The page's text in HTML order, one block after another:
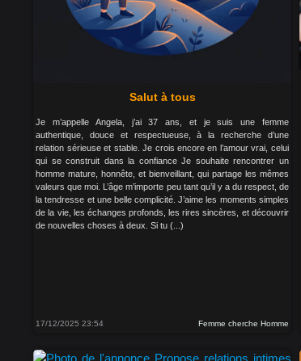
Salut à tous
Je m’appelle Angela, j’ai 37 ans, et je suis une femme
authentique, douce et respectueuse, à la recherche d’une
relation sérieuse et stable. Je crois encore en l’amour vrai, celui
qui se construit dans la confiance Je souhaite rencontrer un
homme mature, honnête, et bienveillant, qui partage les mêmes
valeurs que moi. L’âge m’importe peu tant qu’il y a du respect, de
la tendresse et une belle complicité. J’aime les moments simples
de la vie, les échanges profonds, les rires sincères, et découvrir
de nouvelles choses à deux. Si tu (...)
17/12/2025 23:54 Femme cherche Homme